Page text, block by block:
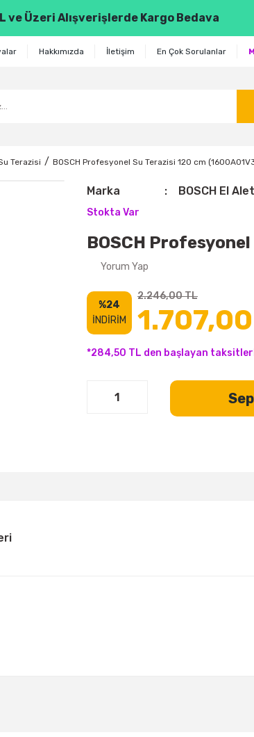
ve Üzeri Alışverişlerde Kargo Bedava
Hakkımızda İletişim En Çok Sorulanlar
Terazisi BOSCH Profesyonel Su Terazisi 120 cm
Marka BOSCH El
Stokta Var
BOSCH
Yorum Yap
%24
İNDİRİM
2.246,00 TL
*284,50 TL den başlayan